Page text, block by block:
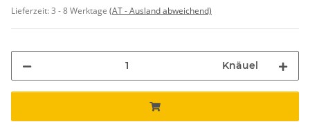
Lieferzeit:3 - 8 Werktage (AT - Ausland abweichend)
Knäuel